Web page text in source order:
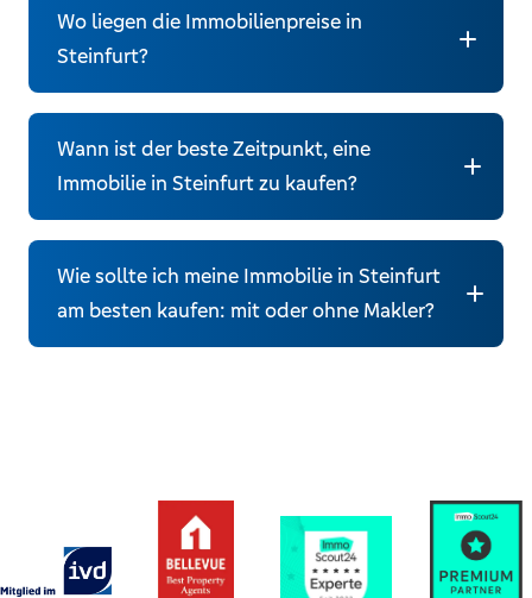
Wo liegen die Immobilienpreise in
Steinfurt?
Immobilienpreise und Quadratmeterpreise
Steinfurt 2026
Wann ist der beste Zeitpunkt, eine
Immobilie in Steinfurt zu kaufen?
Wie sollte ich meine Immobilie in Steinfurt
am besten kaufen: mit oder ohne Makler?